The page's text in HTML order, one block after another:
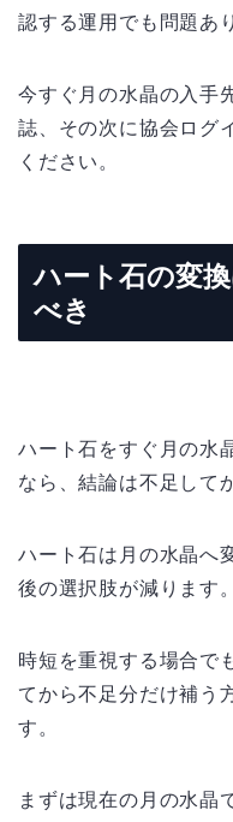
認する運用でも問題あ
今すぐ月の水晶の入手
誌、その次に協会ログ
ください。
ハート石の変
べき
ハート石をすぐ月の水
なら、結論は不足して
ハート石は月の水晶へ
後の選択肢が減ります。
時短を重視する場合で
てから不足分だけ補う
す。
まずは現在の月の水晶